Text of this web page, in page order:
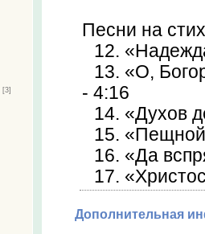
[3]
Песни на
12.
13. «О,
- 4:16
14. «Духов
15.
16. «Да
17.
Дополнительная